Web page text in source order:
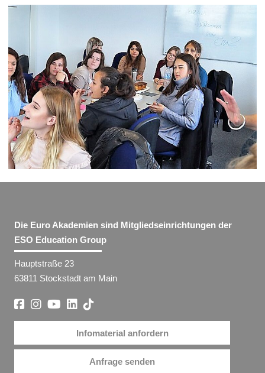
Die Euro Akademien sind Mitgliedseinrichtungen der
ESO Education Group
Hauptstraße 23
63811 Stockstadt am Main
Infomaterial anfordern
Anfrage senden